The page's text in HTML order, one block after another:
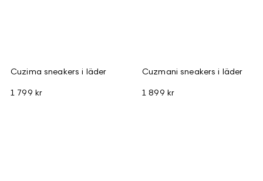
Cuzima sneakers i läder
1 799 kr
Cuzmani sneakers i läder
1 899 kr